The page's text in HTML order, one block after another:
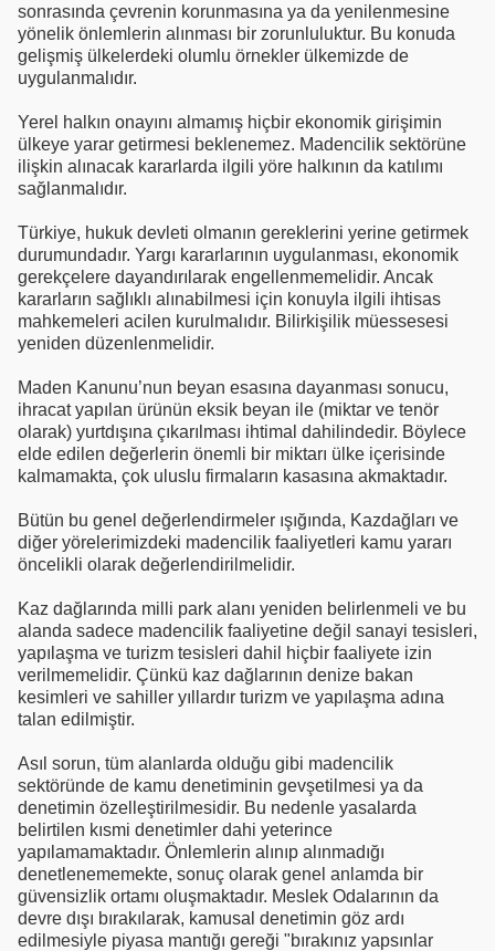
sonrasında çevrenin korunmasına ya da yenilenmesine
yönelik önlemlerin alınması bir zorunluluktur. Bu konuda
gelişmiş ülkelerdeki olumlu örnekler ülkemizde de
uygulanmalıdır.
Yerel halkın onayını almamış hiçbir ekonomik girişimin
ülkeye yarar getirmesi beklenemez. Madencilik sektörüne
ilişkin alınacak kararlarda ilgili yöre halkının da katılımı
sağlanmalıdır.
Türkiye, hukuk devleti olmanın gereklerini yerine getirmek
durumundadır. Yargı kararlarının uygulanması, ekonomik
gerekçelere dayandırılarak engellenmemelidir. Ancak
kararların sağlıklı alınabilmesi için konuyla ilgili ihtisas
mahkemeleri acilen kurulmalıdır. Bilirkişilik müessesesi
yeniden düzenlenmelidir.
Maden Kanunu’nun beyan esasına dayanması sonucu,
ihracat yapılan ürünün eksik beyan ile (miktar ve tenör
olarak) yurtdışına çıkarılması ihtimal dahilindedir. Böylece
elde edilen değerlerin önemli bir miktarı ülke içerisinde
kalmamakta, çok uluslu firmaların kasasına akmaktadır.
Bütün bu genel değerlendirmeler ışığında, Kazdağları ve
diğer yörelerimizdeki madencilik faaliyetleri kamu yararı
öncelikli olarak değerlendirilmelidir.
Kaz dağlarında milli park alanı yeniden belirlenmeli ve bu
alanda sadece madencilik faaliyetine değil sanayi tesisleri,
yapılaşma ve turizm tesisleri dahil hiçbir faaliyete izin
verilmemelidir. Çünkü kaz dağlarının denize bakan
kesimleri ve sahiller yıllardır turizm ve yapılaşma adına
talan edilmiştir.
Asıl sorun, tüm alanlarda olduğu gibi madencilik
sektöründe de kamu denetiminin gevşetilmesi ya da
denetimin özelleştirilmesidir. Bu nedenle yasalarda
belirtilen kısmi denetimler dahi yeterince
yapılamamaktadır. Önlemlerin alınıp alınmadığı
denetlenememekte, sonuç olarak genel anlamda bir
güvensizlik ortamı oluşmaktadır. Meslek Odalarının da
devre dışı bırakılarak, kamusal denetimin göz ardı
edilmesiyle piyasa mantığı gereği "bırakınız yapsınlar